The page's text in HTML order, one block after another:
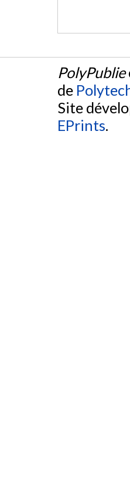
PolyPublie
de
Site
EPrints.